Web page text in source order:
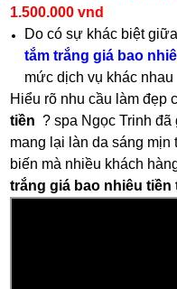
1.500.000 vnd
Do có sự khác biệt
tắm trắng giá bao
mức dịch vụ khác nhau
Hiểu rõ nhu cầu làm đẹp
tiền ? spa Ngọc Trinh
mang lại làn da sáng
biến mà nhiều khách
trắng giá bao nhiêu